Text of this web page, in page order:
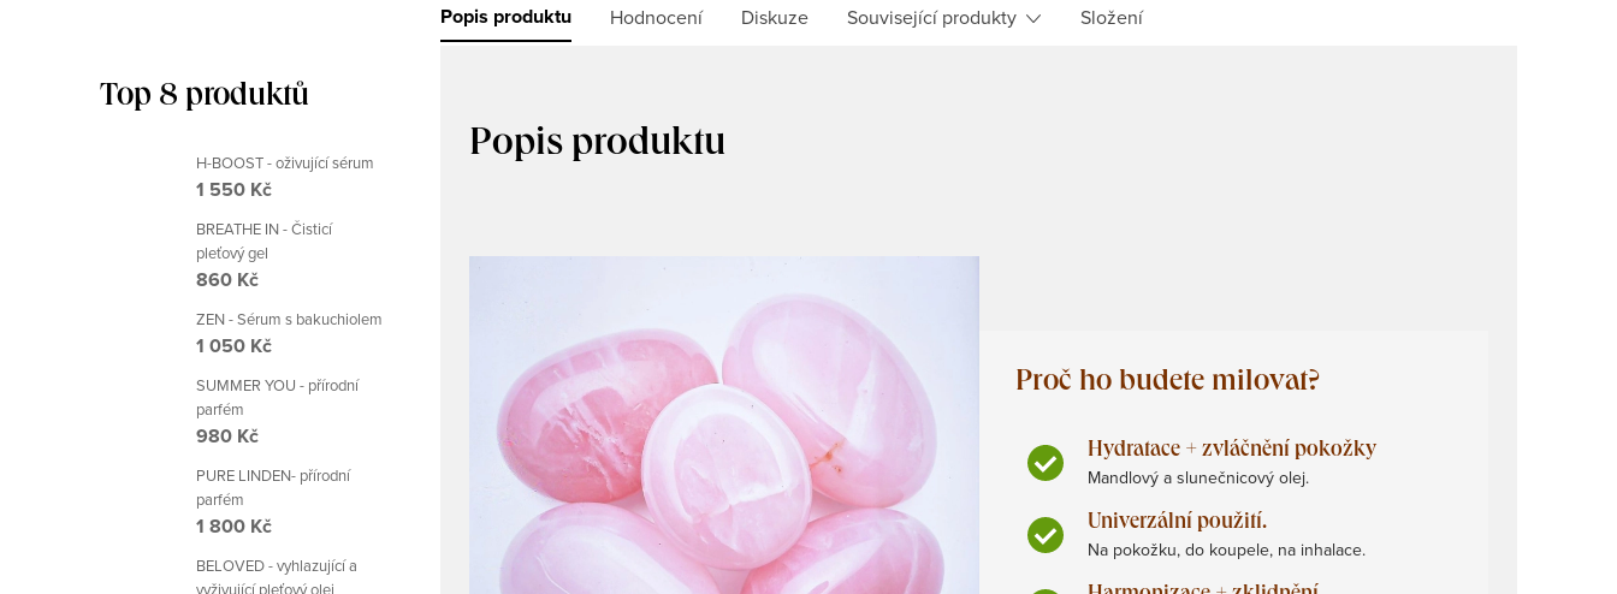
Top 8 produktů
H-BOOST - oživující sérum
1 550 Kč
BREATHE IN - Čisticí
pleťový gel
860 Kč
ZEN - Sérum s bakuchiolem
1 050 Kč
SUMMER YOU - přírodní
parfém
980 Kč
PURE LINDEN- přírodní
parfém
1 800 Kč
BELOVED - vyhlazující a
vyživující pleťový olej
Popis produktu Hodnocení Diskuze Související produkty Složení
Popis produktu
Proč ho budete milovat?
Hydratace + zvláčnění pokožky
Mandlový a slunečnicový olej.
Univerzální použití.
Na pokožku, do koupele, na inhalace.